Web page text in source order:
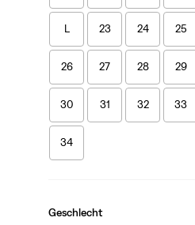
L 23 24 25
26 27 28 29
30 31 32 33
34
Geschlecht